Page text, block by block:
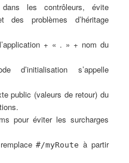
les contrôleurs, évite
des problèmes d’héritage
+ « . » + nom du
d’initialisation s’appelle
public (valeurs de retour) du
pour éviter les surcharges
remplace#/myRoute à partir